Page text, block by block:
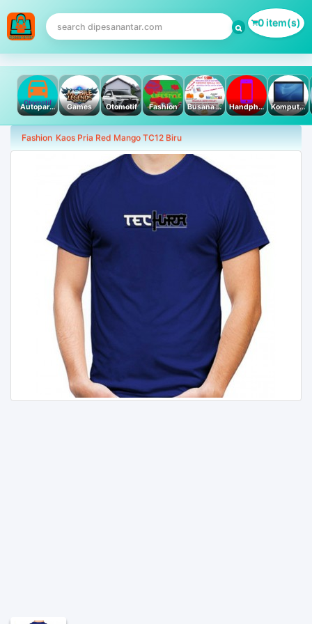
0 item(s)
Autoparts Games Otomotif Fashion Busana Muslim Handphone & Tablet Komputer PC & Laptop
Fashion Kaos Pria Red Mango TC12 Biru